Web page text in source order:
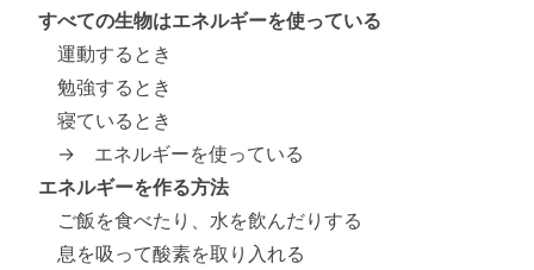
すべての生物はエネルギーを使っている
運動するとき
勉強するとき
寝ているとき
→ エネルギーを使っている
エネルギーを作る方法
ご飯を食べたり、水を飲んだりする
息を吸って酸素を取り入れる